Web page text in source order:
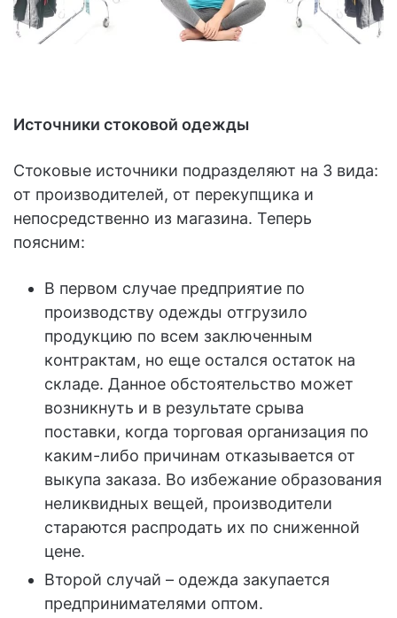
Источники стоковой одежды
Стоковые источники подразделяют на 3 вида:
от производителей, от перекупщика и
непосредственно из магазина. Теперь
поясним:
В первом случае предприятие по
производству одежды отгрузило
продукцию по всем заключенным
контрактам, но еще остался остаток на
складе. Данное обстоятельство может
возникнуть и в результате срыва
поставки, когда торговая организация по
каким-либо причинам отказывается от
выкупа заказа. Во избежание образования
неликвидных вещей, производители
стараются распродать их по сниженной
цене.
Второй случай – одежда закупается
предпринимателями оптом.